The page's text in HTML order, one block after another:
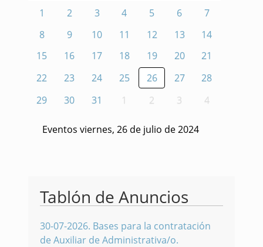
1 2 3 4 5 6
7
8
9 10 11 12 13
14
15
16 17 18 19 20
21
22
23 24 25 26 27
28
29
30 31 1 2 3 4
Eventos viernes, 26 de julio de 2024
Tablón de Anuncios
30-07-2026. Bases para la contratación
de Auxiliar de Administrativa/o.